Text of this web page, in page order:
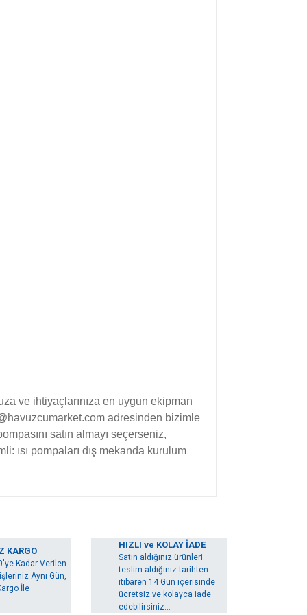
ve ihtiyaçlarınıza en uygun ekipman
adresinden bizimle
satın almayı seçerseniz,
ısı pompaları dış mekanda kurulum
KARGO
Kadar Verilen
Aynı Gün,
İle
HIZLI ve KOLAY İADE
Satın aldığınız ürünleri
teslim aldığınız tarihten
itibaren 14 Gün içerisinde
ücretsiz ve kolayca iade
edebilirsiniz...